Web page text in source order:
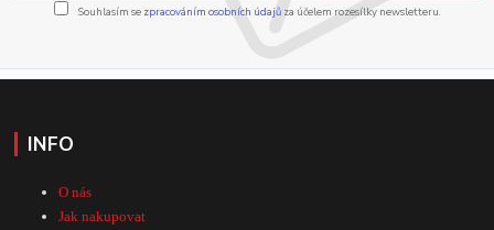
Souhlasím se zpracováním osobních údajůza účelem rozesílky newsletteru.
INFO
O nás
Jak nakupovat